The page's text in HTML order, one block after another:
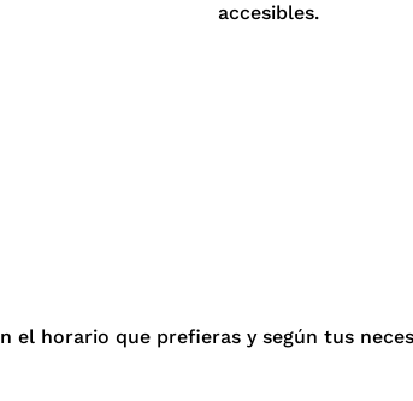
accesibles.
el horario que prefieras y según tus